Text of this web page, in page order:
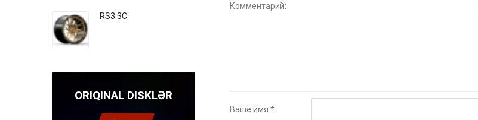
Комментарий:
Ваше имя *:
RS3.3C
ORIQINAL DISKLƏR